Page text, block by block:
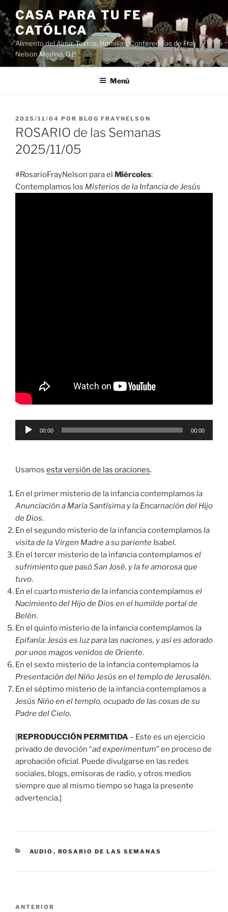
Saltar
al
contenido
CASA PARA TU FE
CATÓLICA
Alimento del Alma: Textos, Homilias, Conferencias de Fray
Nelson Medina, O.P.
Menú
PUBLICADO
EL
2025/11/04 POR BLOG FRAYNELSON
ROSARIO de las Semanas
2025/11/05
#RosarioFrayNelson para el Miércoles:
Contemplamos los Misterios de la Infancia de Jesús
Reproductor
00:00 00:00
Usamos esta versión de las oraciones.
En el primer misterio de la infancia contemplamos la
Anunciación a María Santísima y la Encarnación del Hijo
de Dios.
En el segundo misterio de la infancia contemplamos la
visita de la Virgen Madre a su pariente Isabel.
En el tercer misterio de la infancia contemplamos el
sufrimiento que pasó San José, y la fe amorosa que
tuvo.
En el cuarto misterio de la infancia contemplamos el
Nacimiento del Hijo de Dios en el humilde portal de
Belén.
En el quinto misterio de la infancia contemplamos la
Epifanía: Jesús es luz para las naciones, y así es adorado
por unos magos venidos de Oriente.
En el sexto misterio de la infancia contemplamos la
Presentación del Niño Jesús en el templo de Jerusalén.
En el séptimo misterio de la infancia contemplamos a
Jesús Niño en el templo, ocupado de las cosas de su
Padre del Cielo.
[REPRODUCCIÓN PERMITIDA – Este es un ejercicio
privado de devoción “ad experimentum” en proceso de
aprobación oficial. Puede divulgarse en las redes
sociales, blogs, emisoras de radio, y otros medios
siempre que al mismo tiempo se haga la presente
advertencia.]
CATEGORÍAS
AUDIO , ROSARIO DE LAS SEMANAS
Entrada
ANTERIOR